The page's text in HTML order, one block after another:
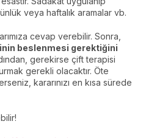
veya haftalık aramalar vb.
cevap verebilir. Sonra,
beslenmesi gerektiğini
gerekirse çift terapisi
gerekli olacaktır. Öte
kararınızı en kısa sürede